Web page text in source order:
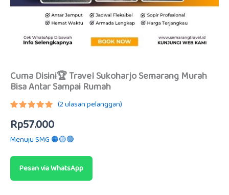
Cuma Disini🏆 Travel Sukoharjo Semarang Murah
Bisa Antar Sampai Rumah
5.00dari
5
berdasarkan
penilaian
(2ulasan pelanggan)
Rp57.000
Menuju SMG 🟠🟡🟢
Pesan via WhatsApp